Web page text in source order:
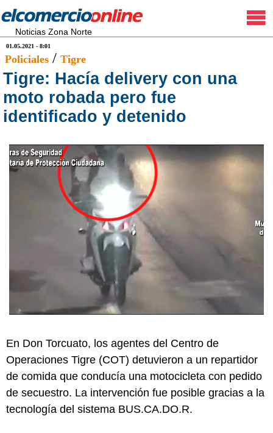
Noticias Zona Norte
01.05.2021 - 8:01
Policiales / Tigre
Tigre: Hacía delivery con una
moto robada pero fue
identificado y detenido
En Don Torcuato, los agentes del Centro de
Operaciones Tigre (COT) detuvieron a un repartidor
de comida que conducía una motocicleta con pedido
de secuestro. La intervención fue posible gracias a la
tecnología del sistema BUS.CA.DO.R.